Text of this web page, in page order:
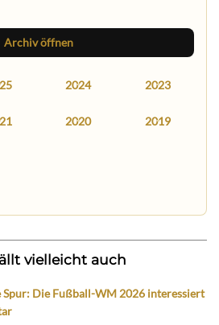
Archiv öffnen
2024 2023
2020 2019
vielleicht auch
Spur: Die Fußball-WM 2026 interessiert